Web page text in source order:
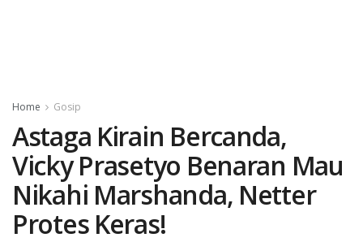
Home Gosip
Astaga Kirain Bercanda,
Vicky Prasetyo Benaran Mau
Nikahi Marshanda, Netter
Protes Keras!